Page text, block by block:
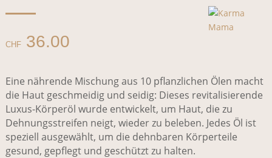
CHF36.00
Eine nährende Mischung aus 10 pflanzlichen Ölen macht
die Haut geschmeidig und seidig: Dieses revitalisierende
Luxus-Körperöl wurde entwickelt, um Haut, die zu
Dehnungsstreifen neigt, wieder zu beleben. Jedes Öl ist
speziell ausgewählt, um die dehnbaren Körperteile
gesund, gepflegt und geschützt zu halten.